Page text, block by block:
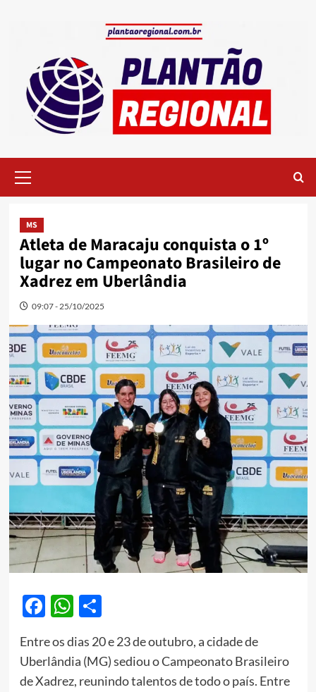
Menu
MS
Atleta de Maracaju conquista o 1º
lugar no Campeonato Brasileiro de
Xadrez em Uberlândia
09:07 - 25/10/2025
Facebook
WhatsApp
Share
Entre os dias 20 e 23 de outubro, a cidade de
Uberlândia (MG) sediou o Campeonato Brasileiro
de Xadrez, reunindo talentos de todo o país. Entre